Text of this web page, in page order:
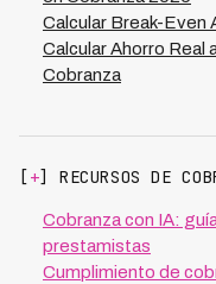
Calcular Break-Even
Calcular Ahorro
Cobranza
[ +] RECURSOS DE
Cobranza con IA:
prestamistas
Cumplimiento de